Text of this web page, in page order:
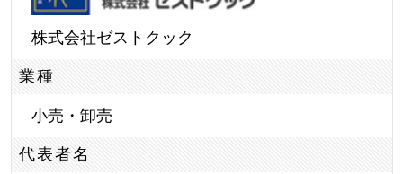
株式会社ゼストクック
業種
小売・卸売
代表者名